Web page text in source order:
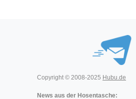
Copyright © 2008-2025 Hubu.de
News aus der Hosentasche: